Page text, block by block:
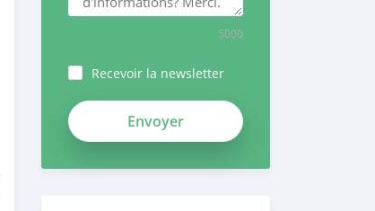
5000
Recevoir la newsletter